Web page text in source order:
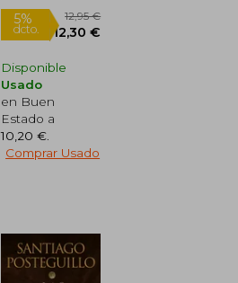
5%
dcto.
10,95 €
10,40 €
Blanda, Nuevo
Disponible
Usado
en Buen
Estado a
10,20 €
Comprar Usado